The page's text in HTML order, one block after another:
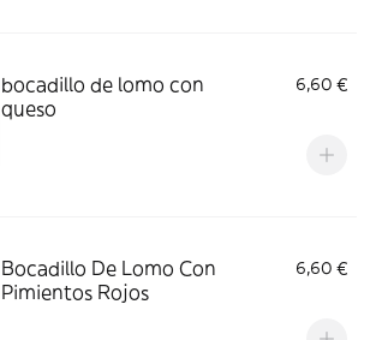
bocadillo de lomo con
queso
6,60 €
Bocadillo De Lomo Con
Pimientos Rojos
6,60 €